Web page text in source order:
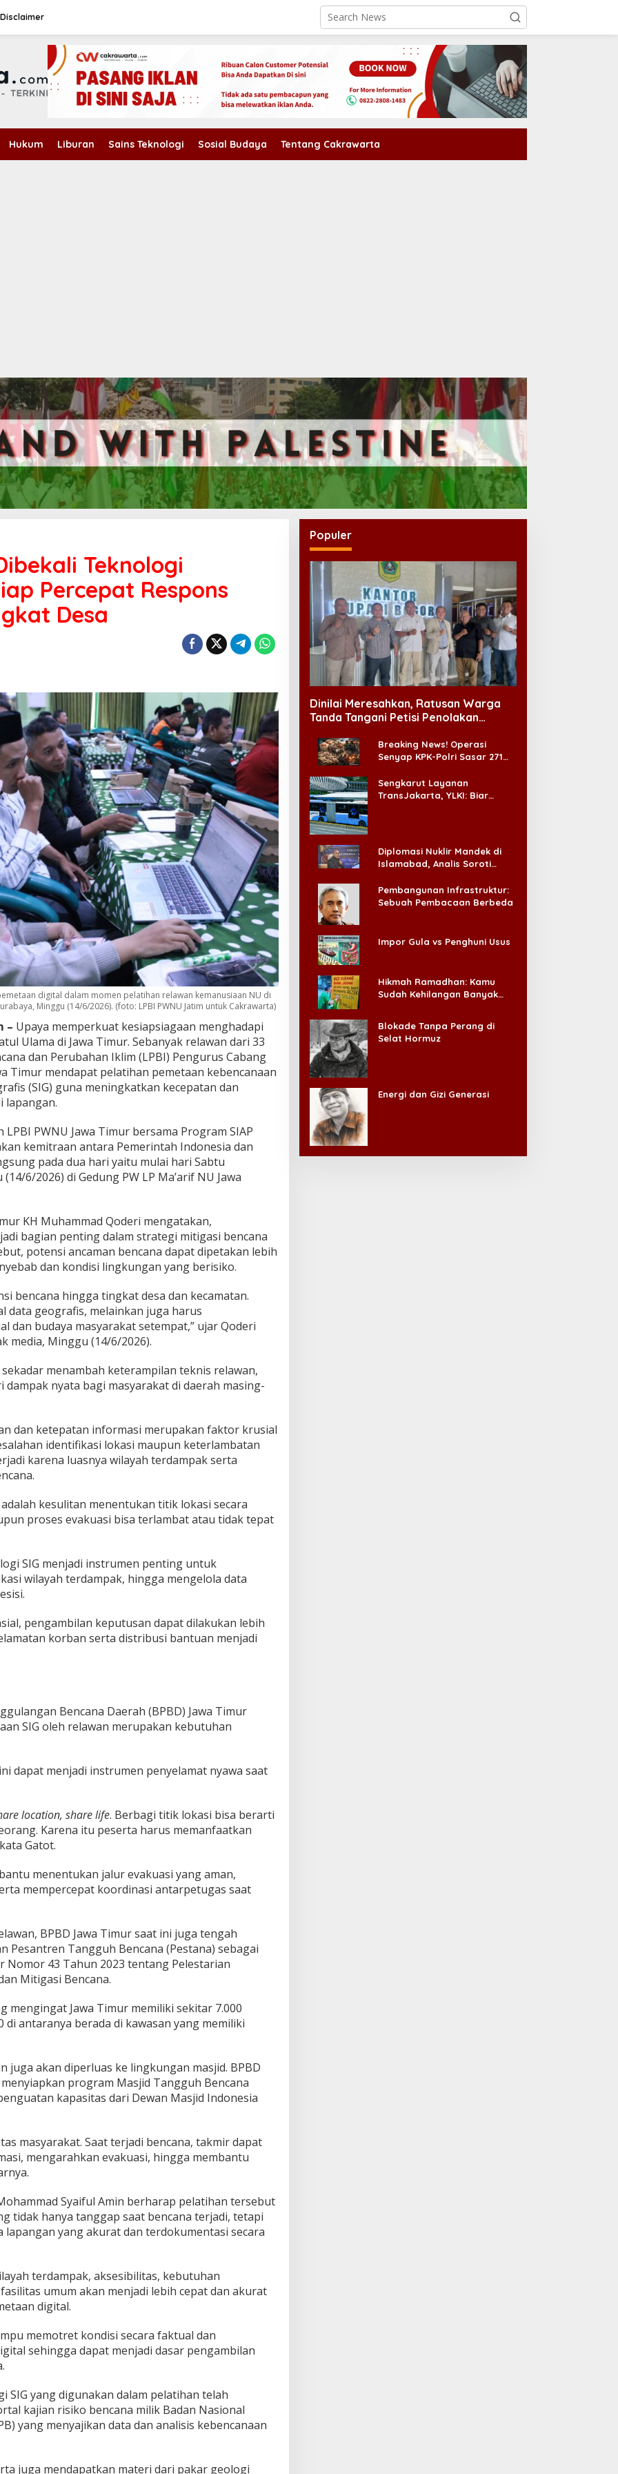
Disclaimer
Hukum Liburan Sains Teknologi Sosial Budaya Tentang Cakrawarta
Teknologi
Percepat Respons
Desa
digital dalam momen pelatihan relawan kemanusiaan NU di
Minggu (14/6/2026). (foto: LPBI PWNU Jatim untuk Cakrawarta)
– Upaya memperkuat kesiapsiagaan menghadapi
Ulama di Jawa Timur. Sebanyak relawan dari 33
dan Perubahan Iklim (LPBI) Pengurus Cabang
Timur mendapat pelatihan pemetaan kebencanaan
(SIG) guna meningkatkan kecepatan dan
lapangan.
PWNU Jawa Timur bersama Program SIAP
kemitraan antara Pemerintah Indonesia dan
pada dua hari yaitu mulai hari Sabtu
6/2026) di Gedung PW LP Ma’arif NU Jawa
KH Muhammad Qoderi mengatakan,
bagian penting dalam strategi mitigasi bencana
potensi ancaman bencana dapat dipetakan lebih
dan kondisi lingkungan yang berisiko.
bencana hingga tingkat desa dan kecamatan.
data geografis, melainkan juga harus
dan budaya masyarakat setempat,” ujar Qoderi
media, Minggu (14/6/2026).
menambah keterampilan teknis relawan,
nyata bagi masyarakat di daerah masing-
dan ketepatan informasi merupakan faktor krusial
identifikasi lokasi maupun keterlambatan
karena luasnya wilayah terdampak serta
kesulitan menentukan titik lokasi secara
proses evakuasi bisa terlambat atau tidak tepat
SIG menjadi instrumen penting untuk
wilayah terdampak, hingga mengelola data
pengambilan keputusan dapat dilakukan lebih
korban serta distribusi bantuan menjadi
Bencana Daerah (BPBD) Jawa Timur
SIG oleh relawan merupakan kebutuhan
dapat menjadi instrumen penyelamat nyawa saat
location, share life. Berbagi titik lokasi bisa berarti
Karena itu peserta harus memanfaatkan
Gatot.
menentukan jalur evakuasi yang aman,
mempercepat koordinasi antarpetugas saat
BPBD Jawa Timur saat ini juga tengah
Pesantren Tangguh Bencana (Pestana) sebagai
Nomor 43 Tahun 2023 tentang Pelestarian
Mitigasi Bencana.
mengingat Jawa Timur memiliki sekitar 7.000
di antaranya berada di kawasan yang memiliki
juga akan diperluas ke lingkungan masjid. BPBD
program Masjid Tangguh Bencana
kapasitas dari Dewan Masjid Indonesia
masyarakat. Saat terjadi bencana, takmir dapat
mengarahkan evakuasi, hingga membantu
Syaiful Amin berharap pelatihan tersebut
tidak hanya tanggap saat bencana terjadi, tetapi
lapangan yang akurat dan terdokumentasi secara
terdampak, aksesibilitas, kebutuhan
umum akan menjadi lebih cepat dan akurat
digital.
memotret kondisi secara faktual dan
sehingga dapat menjadi dasar pengambilan
SIG yang digunakan dalam pelatihan telah
kajian risiko bencana milik Badan Nasional
yang menyajikan data dan analisis kebencanaan
juga mendapatkan materi dari pakar geologi
Populer
Dinilai Meresahkan, Ratusan Warga
Tanda Tangani Petisi Penolakan
Breaking News! Operasi
Senyap KPK-Polri Sasar 271
Ada ‘Badai Pemeriksaan’
Sengkarut Layanan
TransJakarta, YLKI: Biar
Diplomasi Nuklir Mandek di
Islamabad, Analis Soroti
Pembangunan Infrastruktur:
Sebuah Pembacaan Berbeda
Impor Gula vs Penghuni Usus
Hikmah Ramadhan: Kamu
Sudah Kehilangan Banyak
Blokade Tanpa Perang di
Selat Hormuz
Energi dan Gizi Generasi